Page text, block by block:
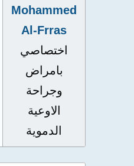
Mohammed
Al-Frras
اختصاصي
بامراض
وجراحة
الاوعية
الدموية